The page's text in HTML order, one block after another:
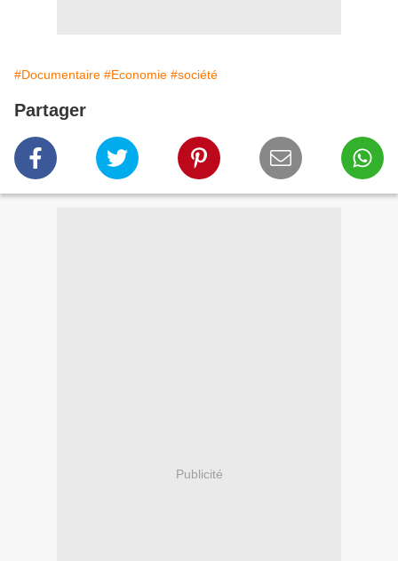
#Documentaire #Economie #société
Partager
Publicité